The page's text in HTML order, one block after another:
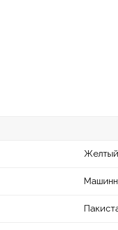
Желтый